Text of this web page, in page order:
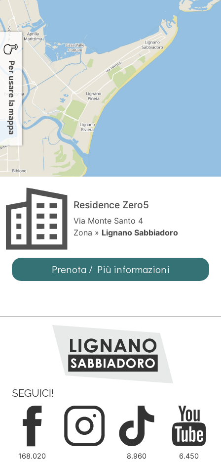
Per usare la mappa
Residence Zero5
Via Monte Santo 4
Zona » Lignano Sabbiadoro
Prenota / Più informazioni
SEGUICI!
168.020 8.960 6.450